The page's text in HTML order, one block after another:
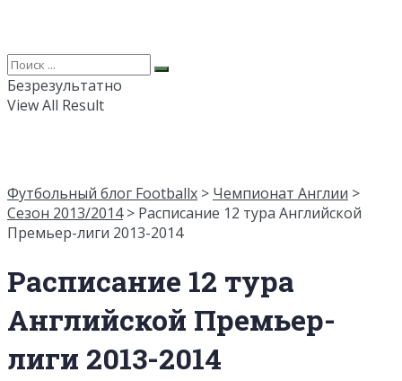
Безрезультатно
View All Result
Футбольный блог Footballx > Чемпионат Англии >
Сезон 2013/2014> Расписание 12 тура Английской
Премьер-лиги 2013-2014
Расписание 12 тура
Английской Премьер-
лиги 2013-2014